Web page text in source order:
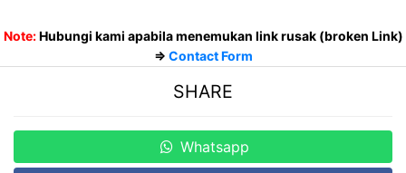
Note:Hubungi kami apabila menemukan link rusak (broken Link)
=> Contact Form
SHARE
Whatsapp